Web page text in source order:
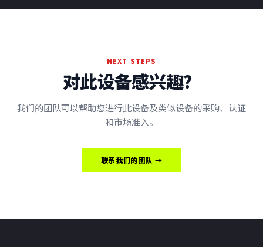
NEXT STEPS
对此设备感兴趣？
我们的团队可以帮助您进行此设备及类似设备的采购、认证
和市场准入。
联系我们的团队 →